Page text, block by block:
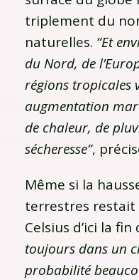
triplement du
naturelles. “Et
du Nord, de
régions tropicales
augmentation
de chaleur, de
sécheresse”,
Même si la
terrestres restait
Celsius d’ici la fin
toujours dans un
probabilité